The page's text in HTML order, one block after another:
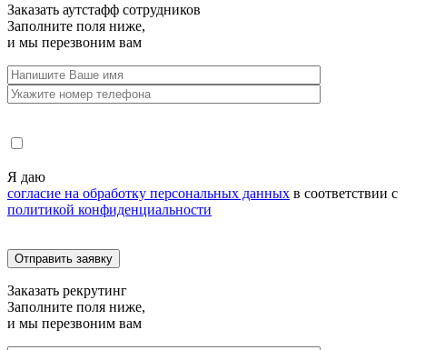
Заказать аутстафф сотрудников
Заполните поля ниже,
и мы перезвоним вам
Я даю
согласие на обработку персональных данных в соответствии с
политикой конфиденциальности
Заказать рекрутинг
Заполните поля ниже,
и мы перезвоним вам